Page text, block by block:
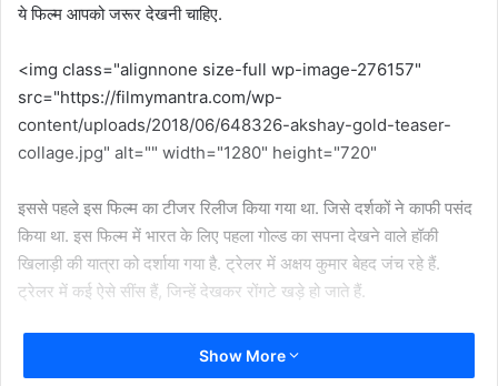
ये फिल्म आपको जरूर देखनी चाहिए.
<img class="alignnone size-full wp-image-276157"
src="https://filmymantra.com/wp-
content/uploads/2018/06/648326-akshay-gold-teaser-
collage.jpg" alt="" width="1280" height="720"
इससे पहले इस फिल्म का टीजर रिलीज किया गया था. जिसे दर्शकों ने काफी पसंद
किया था. इस फिल्म में भारत के लिए पहला गोल्ड का सपना देखने वाले हॉकी
खिलाड़ी की यात्रा को दर्शाया गया है. ट्रेलर में अक्षय कुमार बेहद जंच रहे हैं.
ट्रेलर में कई ऐसे सींस हैं, जिन्हें देखकर रोंगटे खड़े हो जाते हैं.
<img class="alignnone size-full wp-image-276162"
src="https://filmymantra.com/wp-
Show More